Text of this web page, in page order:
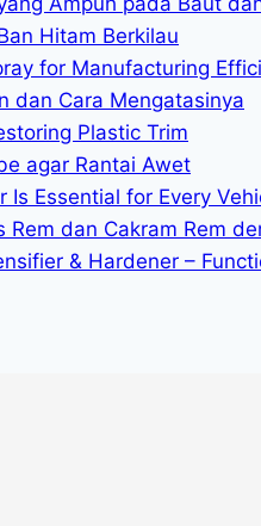
Hitam Berkilau
for Manufacturing
dan Cara Mengatasinya
Plastic Trim
agar Rantai Awet
Is Essential for Every
dan Cakram Rem
& Hardener –